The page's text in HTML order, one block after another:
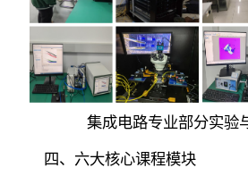
集成电路专业部分实验
四、六大核心课程模块